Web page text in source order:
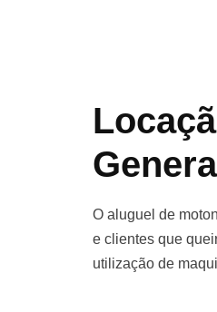
O aluguel de
e clientes que
utilização de